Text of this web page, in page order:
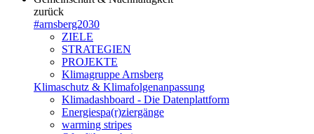
zurück
#arnsberg2030
ZIELE
STRATEGIEN
PROJEKTE
Klimagruppe Arnsberg
Klimaschutz & Klimafolgenanpassung
Klimadashboard - Die Datenplattform
Energiespa(r)ziergänge
warming stripes